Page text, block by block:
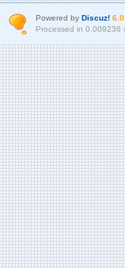
Powered by Discuz!
Processed in 0.009236